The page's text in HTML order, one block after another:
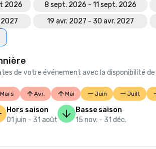
2026
8 sept. 2026 - 11 sept. 2026
2027
19 avr. 2027 - 30 avr. 2027
de votre événement avec la disponibilité
Mars Avr. Mai Juin Juill.
Hors saison
01 juin - 31 août
Basse saison
15 nov. - 31 déc.